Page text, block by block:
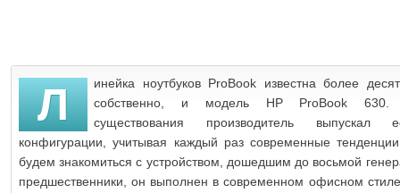
Л
инейка ноутбуков ProBook известна более
собственно, и модель HP ProBook
существования производитель выпускал
конфигурации, учитывая каждый раз современные
будем знакомиться с устройством, дошедшим до восьмой
предшественники, он выполнен в современном офисном